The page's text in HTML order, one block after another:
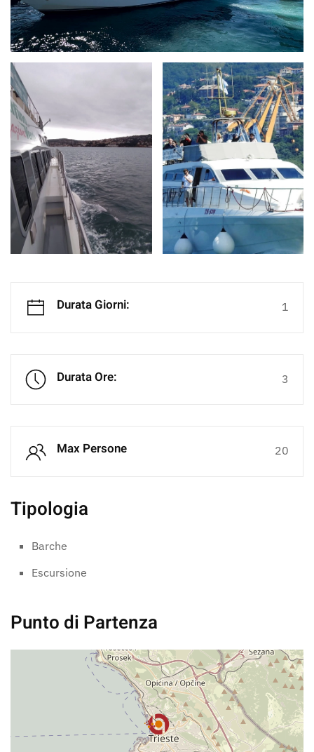
Durata Giorni: 1
Durata Ore: 3
Max Persone 20
Tipologia
Barche
Escursione
Punto di Partenza